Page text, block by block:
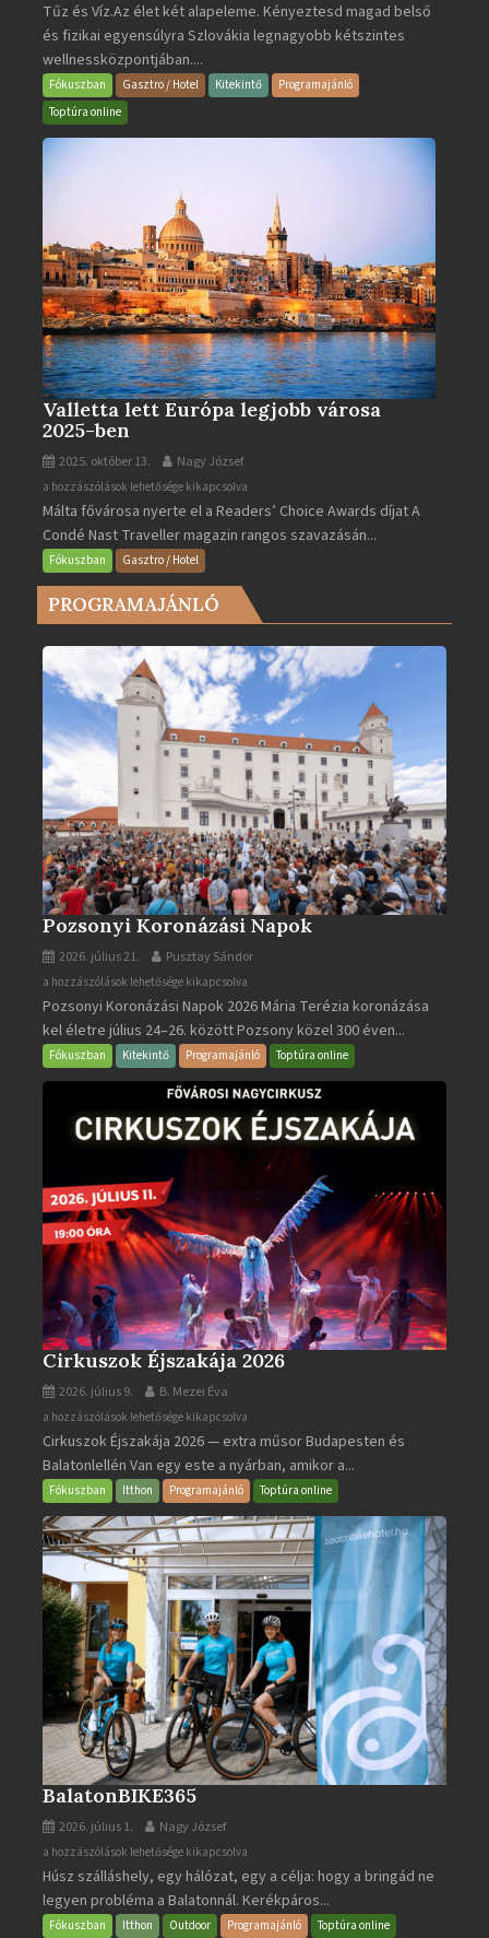
Poprad
·
Wellness
és
Gyógyfürdő
Tűz és Víz.Az élet két alapeleme. Kényeztesd magad belső
és fizikai egyensúlyra Szlovákia legnagyobb kétszintes
wellnessközpontjában....
Fókuszban Gasztro / Hotel Kitekintő
Programajánló
Toptúra online
Valletta lett Európa legjobb városa
2025-ben
2025. október 13. Nagy József
Valletta
lett
Európa
legjobb
városa
2025-
bejegyzéshez
a hozzászólások lehetősége kikapcsolva
Málta fővárosa nyerte el a Readers’ Choice Awards díjat A
Condé Nast Traveller magazin rangos szavazásán...
Fókuszban Gasztro / Hotel
PROGRAMAJÁNLÓ
Pozsonyi Koronázási Napok
2026. július 21. Pusztay Sándor
Pozsonyi
Koronázási
Napok
bejegyzéshez
a hozzászólások lehetősége kikapcsolva
Pozsonyi Koronázási Napok 2026 Mária Terézia koronázása
kel életre július 24–26. között Pozsony közel 300 éven...
Fókuszban Kitekintő Programajánló Toptúra online
Cirkuszok Éjszakája 2026
2026. július 9. B. Mezei Éva
Cirkuszok
Éjszakája
2026
bejegyzéshez
a hozzászólások lehetősége kikapcsolva
Cirkuszok Éjszakája 2026 — extra műsor Budapesten és
Balatonlellén Van egy este a nyárban, amikor a...
Fókuszban Itthon Programajánló Toptúra online
BalatonBIKE365
2026. július 1. Nagy József
BalatonBIKE365
bejegyzéshez
a hozzászólások lehetősége kikapcsolva
Húsz szálláshely, egy hálózat, egy a célja: hogy a bringád ne
legyen probléma a Balatonnál. Kerékpáros...
Fókuszban Itthon Outdoor Programajánló Toptúra online